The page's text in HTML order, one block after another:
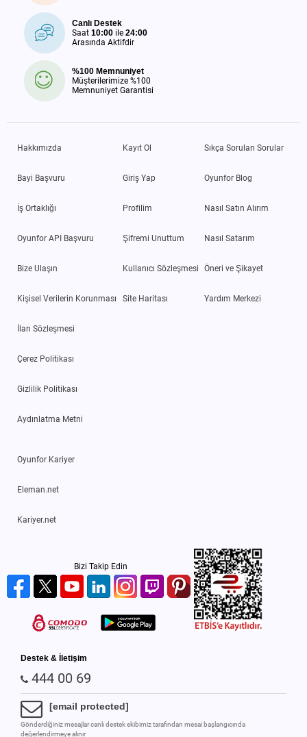
Canlı Destek
Saat 10:00 ile 24:00
Arasında Aktifdir
%100 Memnuniyet
Müşterilerimize %100
Memnuniyet Garantisi
Hakkımızda
Bayi Başvuru
İş Ortaklığı
Oyunfor API Başvuru
Bize Ulaşın
Kişisel Verilerin Korunması
İlan Sözleşmesi
Çerez Politikası
Gizlilik Politikası
Aydınlatma Metni
Kayıt Ol
Giriş Yap
Profilim
Şifremi Unuttum
Kullanıcı Sözleşmesi
Site Haritası
Sıkça Sorulan Sorular
Oyunfor Blog
Nasıl Satın Alırım
Nasıl Satarım
Öneri ve Şikayet
Yardım Merkezi
Oyunfor Kariyer
Eleman.net
Kariyer.net
Bizi Takip Edin
Destek & İletişim
444 00 69
[email protected]
Gönderdiğiniz mesajlar canlı destek ekibimiz tarafından mesai başlangıcında
değerlendirmeye alınır